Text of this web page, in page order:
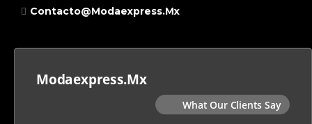
Contacto@modaexpress.mx
Modaexpress.mx
What Our Clients Say